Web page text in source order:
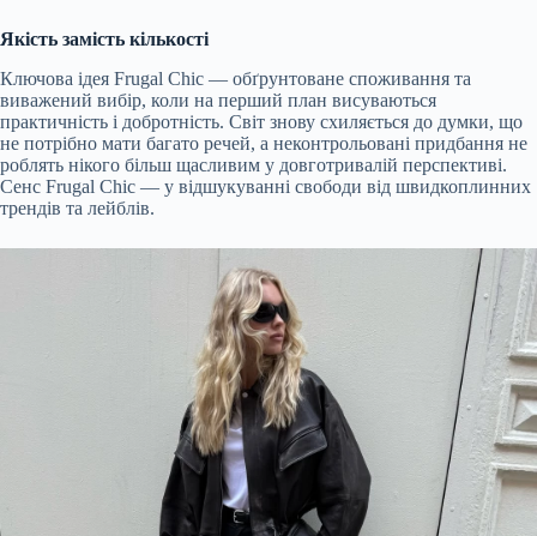
Якість замість кількості
Ключова ідея Frugal Chic — обґрунтоване споживання та
виважений вибір, коли на перший план висуваються
практичність і добротність. Світ знову схиляється до думки, що
не потрібно мати багато речей, а неконтрольовані придбання не
роблять нікого більш щасливим у довготривалій перспективі.
Сенс Frugal Chic — у відшукуванні свободи від швидкоплинних
трендів та лейблів.